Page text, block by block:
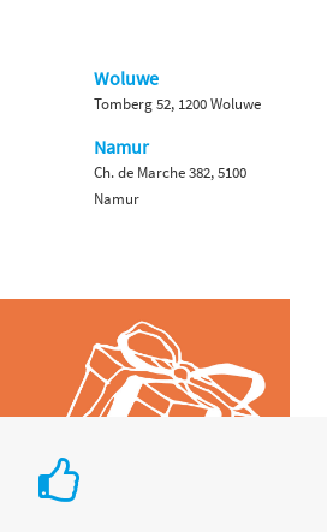
Woluwe
Tomberg 52, 1200 Woluwe
Namur
Ch. de Marche 382, 5100
Namur